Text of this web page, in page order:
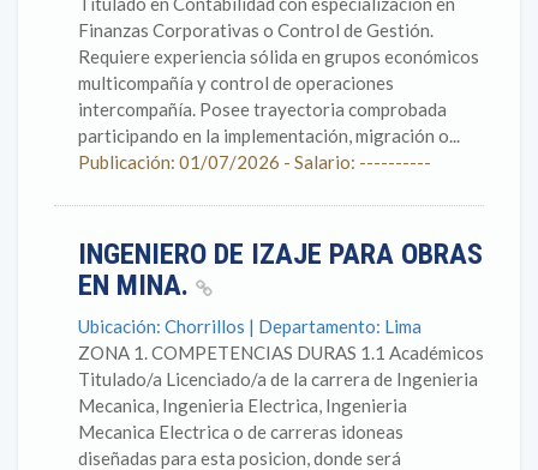
Finanzas Corporativas o Control de Gestión.
Requiere experiencia sólida en grupos económicos
multicompañía y control de operaciones
intercompañía. Posee trayectoria comprobada
participando en la implementación, migración o...
Publicación: 01/07/2026 - Salario: ----------
INGENIERO DE IZAJE PARA OBRAS
EN MINA.
Ubicación: Chorrillos | Departamento: Lima
ZONA 1. COMPETENCIAS DURAS 1.1 Académicos
Titulado/a Licenciado/a de la carrera de Ingenieria
Mecanica, Ingenieria Electrica, Ingenieria
Mecanica Electrica o de carreras idoneas
diseñadas para esta posicion, donde será